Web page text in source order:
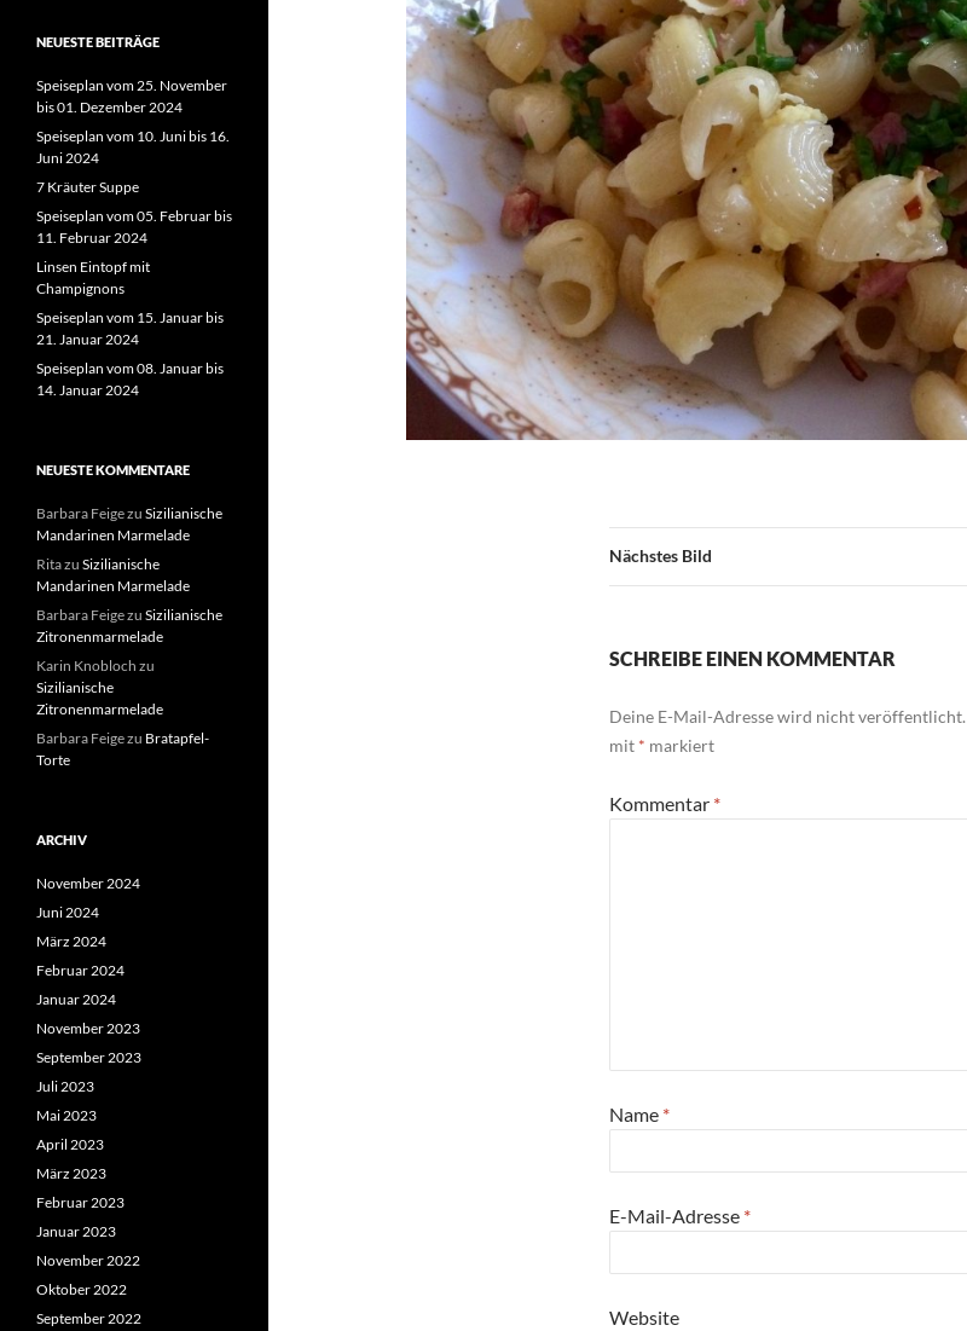
Nächstes Bild
SCHREIBE EINEN KOMMENTAR
Deine E-Mail-Adresse wird nicht veröffentlicht.
mit * markiert
Kommentar *
Name *
E-Mail-Adresse *
Website
NEUESTE BEITRÄGE
Speiseplan vom 25. November
bis 01. Dezember 2024
Speiseplan vom 10. Juni bis 16.
Juni 2024
7 Kräuter Suppe
Speiseplan vom 05. Februar bis
11. Februar 2024
Linsen Eintopf mit
Champignons
Speiseplan vom 15. Januar bis
21. Januar 2024
Speiseplan vom 08. Januar bis
14. Januar 2024
NEUESTE KOMMENTARE
Barbara Feigezu Sizilianische
Mandarinen Marmelade
Ritazu Sizilianische
Mandarinen Marmelade
Barbara Feigezu Sizilianische
Zitronenmarmelade
Karin Knobloch zu
Sizilianische
Zitronenmarmelade
Barbara Feigezu Bratapfel-
Torte
ARCHIV
November 2024
Juni 2024
März 2024
Februar 2024
Januar 2024
November 2023
September 2023
Juli 2023
Mai 2023
April 2023
März 2023
Februar 2023
Januar 2023
November 2022
Oktober 2022
September 2022